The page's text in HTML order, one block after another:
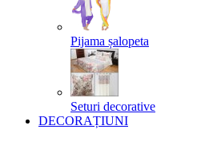
Pijama șalopeta
Seturi decorative
DECORAȚIUNI